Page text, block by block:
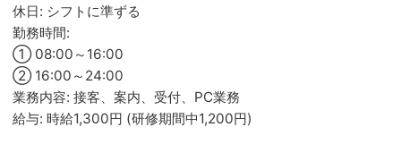
休日: シフトに準ずる
勤務時間:
① 08:00～16:00
② 16:00～24:00
業務内容: 接客、案内、受付、PC業務
給与: 時給1,300円 (研修期間中1,200円)